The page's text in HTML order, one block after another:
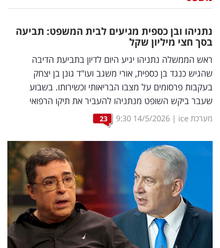
דיגיטל
וטק
שיווק
ופרסום
משפט
מדדים
ומחקרים
רכילות
עסקית
קריפטו
נתניהו ובן כספית מגיעים לבית המשפט: תביעה
בסך חצי מיליון שקל
ראש הממשלה נתניהו יגיע היום לדיון בתביעת הדיבה
שהגיש כנגד בן כספית, אורי משגב ועו"ד גונן בן יצחק
בעקבות פרסומים על מצבו הבריאותי וכשירותו. בשבוע
שעבר ביקש השופט מנתניהו להעביר את תיקו הרפואי
מערכת ice |
14/5/2026
9:30
23